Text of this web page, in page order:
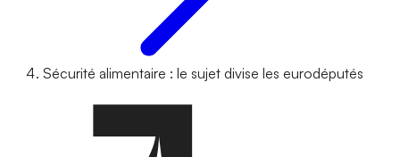
Sécurité alimentaire : le sujet divise les eurodéputés